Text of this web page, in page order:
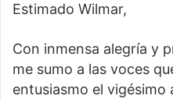
Estimado Wilmar,
Con inmensa alegría y
me sumo a las voces
entusiasmo el vigésimo